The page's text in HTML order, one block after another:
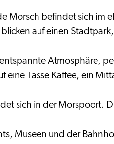
Morsch befindet sich im
blicken auf einen
Atmosphäre,
eine Tasse Kaffee, ein
sich in der Morspoort.
Museen und der